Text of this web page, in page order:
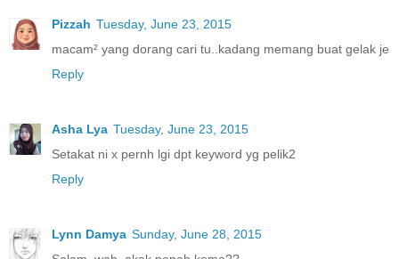
Pizzah Tuesday, June 23, 2015
macam² yang dorang cari tu..kadang memang buat gelak je
Reply
Asha Lya Tuesday, June 23, 2015
Setakat ni x pernh lgi dpt keyword yg pelik2
Reply
Lynn Damya Sunday, June 28, 2015